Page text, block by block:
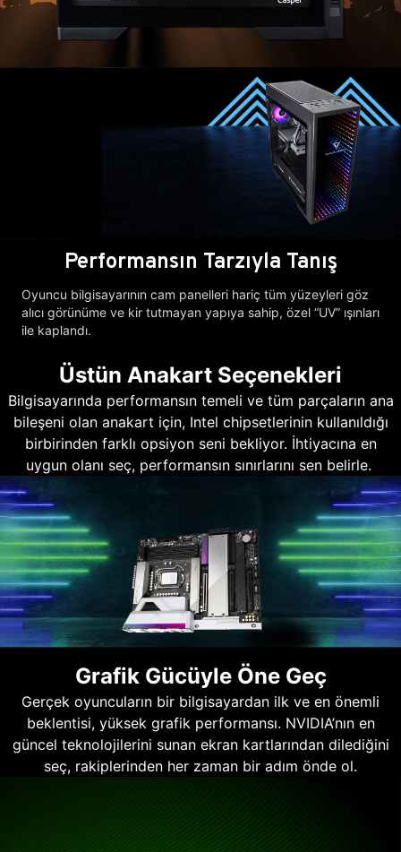
Performansın Tarzıyla Tanış
Oyuncu bilgisayarının cam panelleri hariç tüm yüzeyleri göz
alıcı görünüme ve kir tutmayan yapıya sahip, özel “UV” ışınları
ile kaplandı.
Üstün Anakart Seçenekleri
Bilgisayarında performansın temeli ve tüm parçaların ana
bileşeni olan anakart için, Intel chipsetlerinin kullanıldığı
birbirinden farklı opsiyon seni bekliyor. İhtiyacına en
uygun olanı seç, performansın sınırlarını sen belirle.
Grafik Gücüyle Öne Geç
Gerçek oyuncuların bir bilgisayardan ilk ve en önemli
beklentisi, yüksek grafik performansı. NVIDIA’nın en
güncel teknolojilerini sunan ekran kartlarından dilediğini
seç, rakiplerinden her zaman bir adım önde ol.